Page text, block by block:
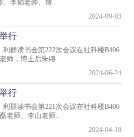
、李韬老师、博..
2024-09-03
行
利群读书会第222次会议在社科楼B406
师，博士后朱镕..
2024-06-24
行
利群读书会第221次会议在社科楼B406
老师、李山老师..
2024-04-18